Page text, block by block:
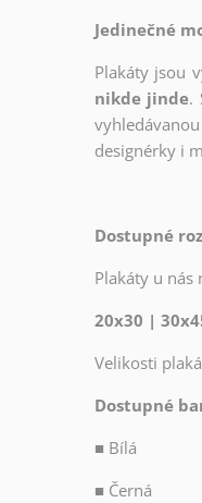
Jedinečné
Plakáty jsou
nikde jinde.
designérky i
Dostupné
Plakáty u nás
20x30 |
Velikosti
Dostupné
■ Bílá
■ Černá